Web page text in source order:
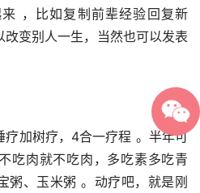
，比如复制前辈经验回复新
变别人一生，当然也可以发表
疗加树疗，4合一疗程 。半年可
吃肉就不吃肉，多吃素多吃青
粥、玉米粥 。动疗吧，就是刚